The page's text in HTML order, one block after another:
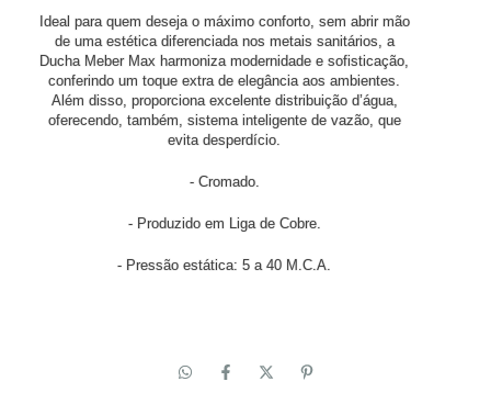
Ideal para quem deseja o máximo conforto, sem abrir mão
de uma estética diferenciada nos metais sanitários, a
Ducha Meber Max harmoniza modernidade e sofisticação,
conferindo um toque extra de elegância aos ambientes.
Além disso, proporciona excelente distribuição d’água,
oferecendo, também, sistema inteligente de vazão, que
evita desperdício.
- Cromado.
- Produzido em Liga de Cobre.
- Pressão estática: 5 a 40 M.C.A.